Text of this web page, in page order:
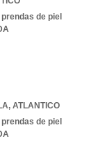
de piel
, ATLANTICO
de piel